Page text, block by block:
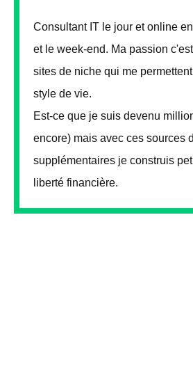
Consultant IT le jour et online
et le week-end. Ma passion
sites de niche qui me
style de vie.
Est-ce que je suis devenu
encore) mais avec ces sources
supplémentaires je construis
liberté financière.